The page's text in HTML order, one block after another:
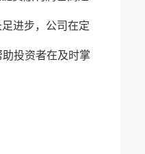
进步，公司在定
投资者在及时掌